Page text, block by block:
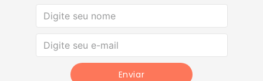
Enviar